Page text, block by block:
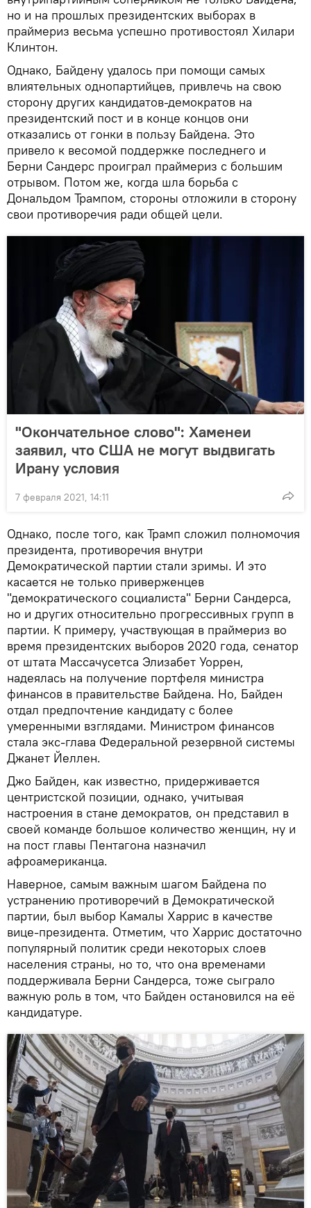
но и на прошлых президентских выборах в
праймериз весьма успешно противостоял Хилари
Клинтон.
Однако, Байдену удалось при помощи самых
влиятельных однопартийцев, привлечь на свою
сторону других кандидатов-демократов на
президентский пост и в конце концов они
отказались от гонки в пользу Байдена. Это
привело к весомой поддержке последнего и
Берни Сандерс проиграл праймериз с большим
отрывом. Потом же, когда шла борьба с
Дональдом Трампом, стороны отложили в сторону
свои противоречия ради общей цели.
"Окончательное слово": Хаменеи
заявил, что США не могут выдвигать
Ирану условия
7 февраля 2021, 14:11
Однако, после того, как Трамп сложил полномочия
президента, противоречия внутри
Демократической партии стали зримы. И это
касается не только приверженцев
"демократического социалиста" Берни Сандерса,
но и других относительно прогрессивных групп в
партии. К примеру, участвующая в праймериз во
время президентских выборов 2020 года, сенатор
от штата Массачусетса Элизабет Уоррен,
надеялась на получение портфеля министра
финансов в правительстве Байдена. Но, Байден
отдал предпочтение кандидату с более
умеренными взглядами. Министром финансов
стала экс-глава Федеральной резервной системы
Джанет Йеллен.
Джо Байден, как известно, придерживается
центристской позиции, однако, учитывая
настроения в стане демократов, он представил в
своей команде большое количество женщин, ну и
на пост главы Пентагона назначил
афроамериканца.
Наверное, самым важным шагом Байдена по
устранению противоречий в Демократической
партии, был выбор Камалы Харрис в качестве
вице-президента. Отметим, что Харрис достаточно
популярный политик среди некоторых слоев
населения страны, но то, что она временами
поддерживала Берни Сандерса, тоже сыграло
важную роль в том, что Байден остановился на её
кандидатуре.